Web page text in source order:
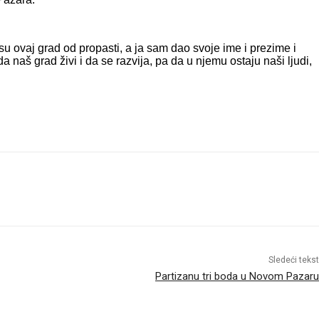
ovaj grad od propasti, a ja sam dao svoje ime i prezime i
naš grad živi i da se razvija, pa da u njemu ostaju naši ljudi,
Sledeći tekst
Partizanu tri boda u Novom Pazaru